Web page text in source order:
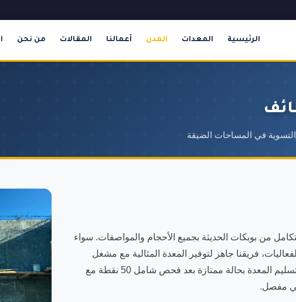
الرئيسية المعدات المدن أعمالنا المقالات من نحن
في المساحات الضيقة
من بوبكات الحديثة بجميع الأحجام والمواصفات. سواء
فريقنا جاهز لتوفير المعدة المثالية مع مشغل
مرخص بشهادات OSHA وخبرة عملية طويلة. نلتزم بتسليم المعدة بحالة ممتازة بعد فحص شامل 50 نقطة مع